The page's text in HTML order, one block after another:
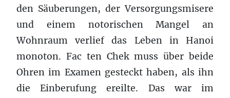
den Säuberungen, der Versorgungsmisere
und einem notorischen Mangel an
Wohnraum verlief das Leben in Hanoi
monoton. Fac ten Chek muss über beide
Ohren im Examen gesteckt haben, als ihn
die Einberufung ereilte. Das war im